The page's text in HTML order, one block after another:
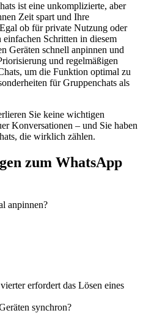
ist eine unkomplizierte, aber
Zeit spart und Ihre
ob für private Nutzung oder
Schritten in diesem
Geräten schnell anpinnen und
und regelmäßigen
um die Funktion optimal zu
für Gruppenchats als
Sie keine wichtigen
Konversationen – und Sie haben
die wirklich zählen.
zum WhatsApp
anpinnen?
erfordert das Lösen eines
synchron?